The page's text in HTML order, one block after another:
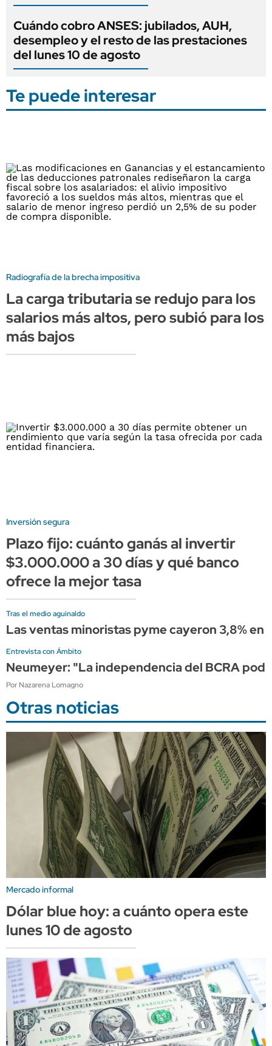
Cuándo cobro ANSES: jubilados, AUH,
desempleo y el resto de las prestaciones
del lunes 10 de agosto
Te puede interesar
Radiografía de la brecha impositiva
La carga tributaria se redujo para los
salarios más altos, pero subió para los
más bajos
Inversión segura
Plazo fijo: cuánto ganás al invertir
$3.000.000 a 30 días y qué banco
ofrece la mejor tasa
Tras el medio aguinaldo
Las ventas minoristas pyme cayeron 3,8% en
Entrevista con Ámbito
Neumeyer: "La independencia del BCRA
Por Nazarena Lomagno
Otras noticias
Mercado informal
Dólar blue hoy: a cuánto opera este
lunes 10 de agosto